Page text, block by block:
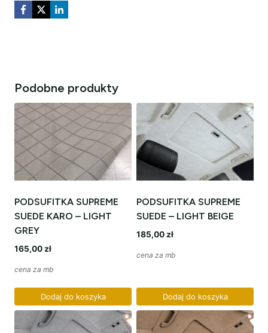
Podobne produkty
PODSUFITKA SUPREME
SUEDE KARO – LIGHT
GREY
165,00 zł
cena za mb
Dodaj do koszyka
PODSUFITKA SUPREME
SUEDE – LIGHT BEIGE
185,00 zł
cena za mb
Dodaj do koszyka